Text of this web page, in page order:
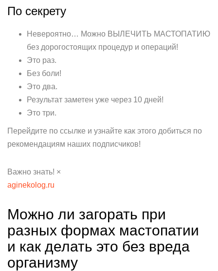
По секрету
Невероятно… Можно ВЫЛЕЧИТЬ МАСТОПАТИЮ
без дорогостоящих процедур и операций!
Это раз.
Без боли!
Это два.
Результат заметен уже через 10 дней!
Это три.
Перейдите по ссылке и узнайте как этого добиться по
рекомендациям наших подписчиков!
Важно знать! ×
aginekolog.ru
Можно ли загорать при
разных формах мастопатии
и как делать это без вреда
организму